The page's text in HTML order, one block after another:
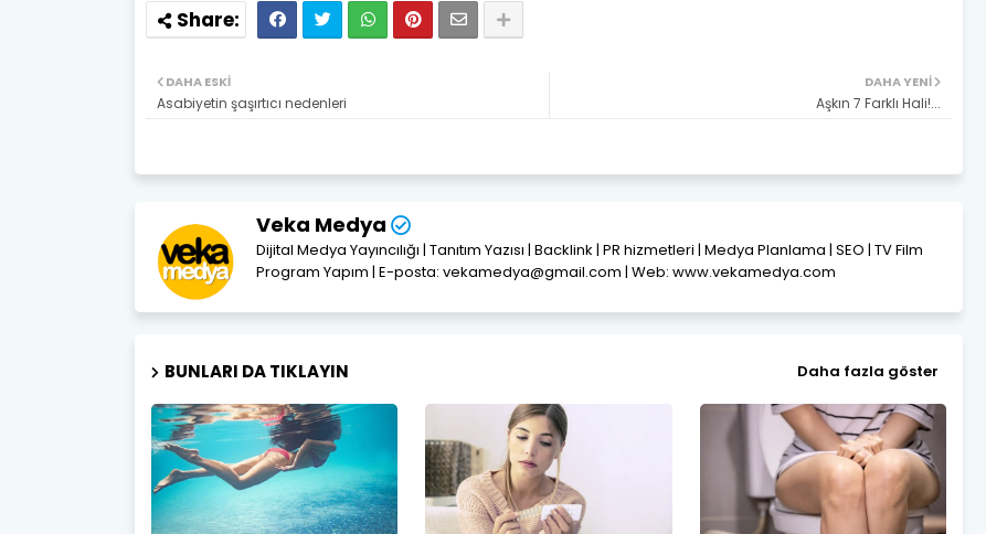
DAHA YENI
Aşkın 7 Farklı Hali!...
DAHA ESKI
Asabiyetin şaşırtıcı nedenleri
Veka Medya
Dijital Medya Yayıncılığı | Tanıtım Yazısı | Backlink | PR hizmetleri | Medya Planlama | SEO | TV Film
Program Yapım | E-posta: vekamedya@gmail.com | Web: www.vekamedya.com
BUNLARI DA TIKLAYIN Daha fazla göster